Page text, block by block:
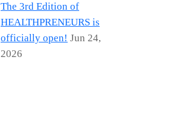
The 3rd Edition of
HEALTHPRENEURS is
officially open! Jun 24,
2026